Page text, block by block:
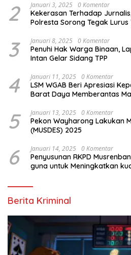
2 Januari 3, 2025 0 Komentar
Kekerasan Terhadap
Polresta Sorong Tegak
3 Januari 8, 2025 0 Komentar
Penuhi Hak Warga Binaan,
Intan Gelar Sidang TPP
4 Januari 11, 2025 0 Komentar
LSM WGAB Beri Apresiasi
Barat Daya Memberantas
5 Januari 13, 2025 0 Komentar
Pekon Wayharong Lakukan
(MUSDES) 2025
6 Januari 14, 2025 0 Komentar
Penyusunan RKPD
guna untuk Meningkatkan
Berita Kriminal